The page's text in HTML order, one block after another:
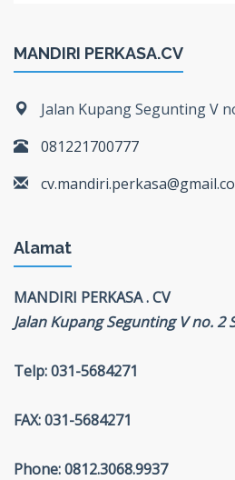
MANDIRI PERKASA.CV
Jalan Kupang Segunting V
081221700777
Alamat
MANDIRI PERKASA . CV
Jalan Kupang Segunting V no. 2
Telp: 031-5684271
FAX: 031-5684271
Phone: 0812.3068.9937